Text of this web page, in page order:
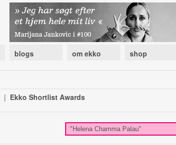
blogs om ekko shop
| Ekko Shortlist Awards